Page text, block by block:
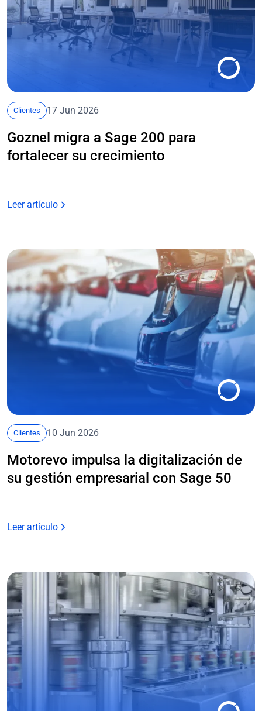
Clientes 17 Jun 2026
Goznel migra a Sage 200 para
fortalecer su crecimiento
Leer artículo
Clientes 10 Jun 2026
Motorevo impulsa la digitalización de
su gestión empresarial con Sage 50
Leer artículo